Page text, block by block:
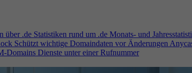
über .de Statistiken rund um .de Monats- und
Schützt wichtige Domaindaten vor Änderungen
Domains Dienste unter einer Rufnummer